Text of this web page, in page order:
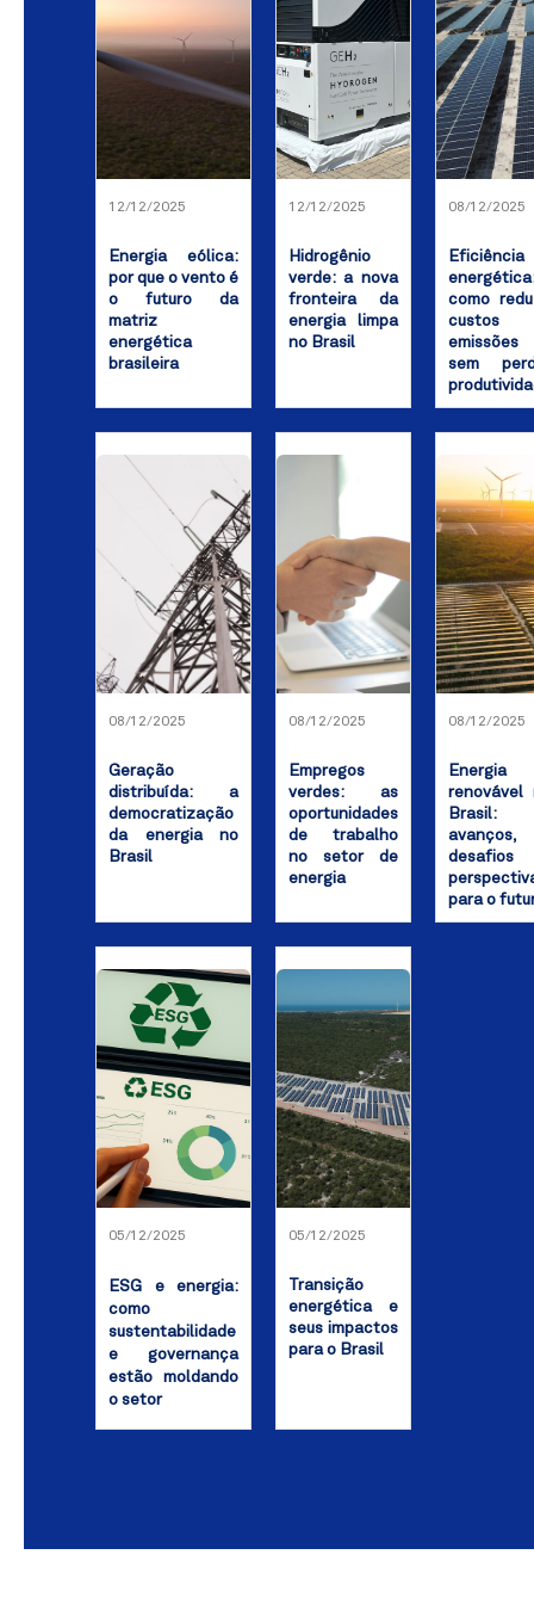
12/12/2025
Energia eólica:
por que o vento é
o futuro da
matriz
energética
brasileira
12/12/2025
Hidrogênio
verde: a nova
fronteira da
energia limpa
no Brasil
08/12/2025
Eficiência
como
custos
emissões
sem
08/12/2025
Geração
distribuída: a
democratização
da energia no
Brasil
08/12/2025
Empregos
verdes: as
oportunidades
de trabalho
no setor de
energia
08/12/2025
Energia
renovável
Brasil:
avanços,
para o
05/12/2025
ESG e energia:
como
sustentabilidade
e governança
estão moldando
o setor
05/12/2025
Transição
energética e
seus impactos
para o Brasil